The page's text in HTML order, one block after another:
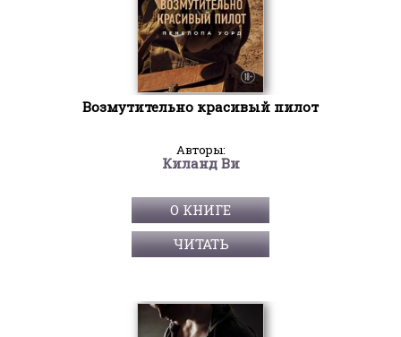
Возмутительно красивый пилот
Авторы:
Киланд Ви
О КНИГЕ
ЧИТАТЬ